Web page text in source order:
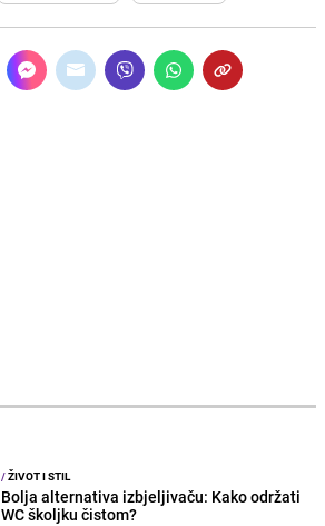
/ŽIVOT I STIL
Bolja alternativa izbjeljivaču: Kako održati
WC školjku čistom?